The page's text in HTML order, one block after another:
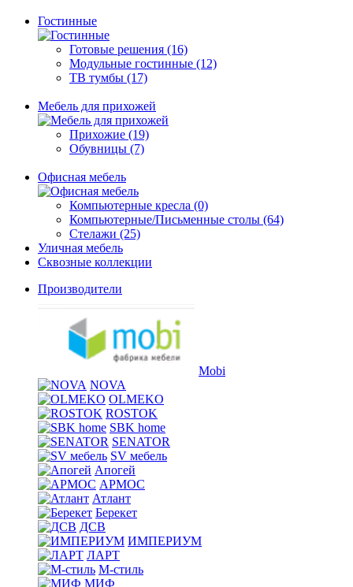
Гостинные
Готовые решения (16)
Модульные гостинные (12)
ТВ тумбы (17)
Мебель для прихожей
Прихожие (19)
Обувницы (7)
Офисная мебель
Компьютерные кресла (0)
Компьютерные/Письменные столы (64)
Стелажи (25)
Уличная мебель
Сквозные коллекции
Производители
Mobi
NOVA
OLMEKO
ROSTOK
SBK home
SENATOR
SV мебель
Апогей
АРМОС
Атлант
Берекет
ДСВ
ИМПЕРИУМ
ЛАРТ
М-стиль
МИФ